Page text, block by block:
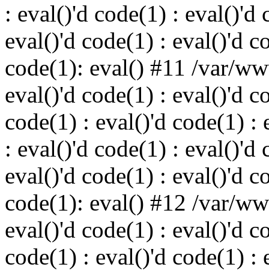
: eval()'d code(1) : eval()'d
eval()'d code(1) : eval()'d
code(1): eval() #11 /var/
eval()'d code(1) : eval()'d
code(1) : eval()'d code(1) :
: eval()'d code(1) : eval()'d
eval()'d code(1) : eval()'d
code(1): eval() #12 /var/
eval()'d code(1) : eval()'d
code(1) : eval()'d code(1) :